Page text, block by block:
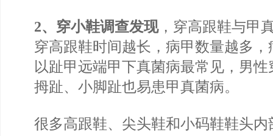
2、穿小鞋调查发现，穿高跟鞋与甲
穿高跟鞋时间越长，病甲数量越多
以趾甲远端甲下真菌病最常见，男
拇趾、小脚趾也易患甲真菌病。
很多高跟鞋、尖头鞋和小码鞋鞋头